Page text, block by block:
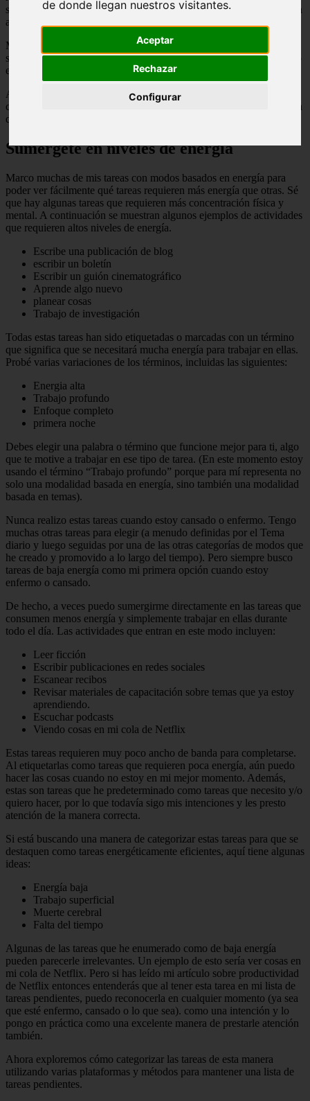
de donde llegan nuestros visitantes.
Aceptar
Rechazar
Configurar
sientas mejor, las tareas de esos días “menos que óptimos” se habrán
acumulado y te dejarán abrumado durante los próximos días.
Mi objetivo con este artículo es compartir con ustedes la estrategia
simple que usé (y sigo usando) para mantenerme productivo cuando
estoy cansado y enfermo.
Aquí está: Lo mejor que he hecho para seguir avanzando incluso
cuando no estoy en mi mejor momento es filtrar las tareas de mi lista
de tareas pendientes según el nivel de energía requerido.
Sumérgete en niveles de energía
Marco muchas de mis tareas con modos basados ​​en energía para
poder ver fácilmente qué tareas requieren más energía que otras. Sé
que hay algunas tareas que requieren más concentración física y
mental. A continuación se muestran algunos ejemplos de actividades
que requieren altos niveles de energía.
Escribe una publicación de blog
escribir un boletín
Escribir un guión cinematográfico
Aprende algo nuevo
planear cosas
Trabajo de investigación
Todas estas tareas han sido etiquetadas o marcadas con un término
que significa que se necesitará mucha energía para trabajar en ellas.
Probé varias variaciones de los términos, incluidas las siguientes:
Energia alta
Trabajo profundo
Enfoque completo
primera noche
Debes elegir una palabra o término que funcione mejor para ti, algo
que te motive a trabajar en ese tipo de tarea. (En este momento estoy
usando el término “Trabajo profundo” porque para mí representa no
solo una modalidad basada en energía, sino también una modalidad
basada en temas).
Nunca realizo estas tareas cuando estoy cansado o enfermo. Tengo
muchas otras tareas para elegir (a menudo definidas por el Tema
diario y luego seguidas por una de las otras categorías de modos que
he creado y promovido a lo largo del tiempo). Pero siempre busco
tareas de baja energía como mi primera opción cuando estoy
enfermo o cansado.
De hecho, a veces puedo sumergirme directamente en las tareas que
consumen menos energía y simplemente trabajar en ellas durante
todo el día. Las actividades que entran en este modo incluyen:
Leer ficción
Escribir publicaciones en redes sociales
Escanear recibos
Revisar materiales de capacitación sobre temas que ya estoy
aprendiendo.
Escuchar podcasts
Viendo cosas en mi cola de Netflix
Estas tareas requieren muy poco ancho de banda para completarse.
Al etiquetarlas como tareas que requieren poca energía, aún puedo
hacer las cosas cuando no estoy en mi mejor momento. Además,
estas son tareas que he predeterminado como tareas que necesito y/o
quiero hacer, por lo que todavía sigo mis intenciones y les presto
atención de la manera correcta.
Si está buscando una manera de categorizar estas tareas para que se
destaquen como tareas energéticamente eficientes, aquí tiene algunas
ideas:
Energía baja
Trabajo superficial
Muerte cerebral
Falta del tiempo
Algunas de las tareas que he enumerado como de baja energía
pueden parecerle irrelevantes. Un ejemplo de esto sería ver cosas en
mi cola de Netflix. Pero si has leído mi artículo sobre productividad
de Netflix entonces entenderás que al tener esta tarea en mi lista de
tareas pendientes, puedo reconocerla en cualquier momento (ya sea
que esté enfermo, cansado o lo que sea). como una intención y lo
pongo en práctica como una excelente manera de prestarle atención
también.
Ahora exploremos cómo categorizar las tareas de esta manera
utilizando varias plataformas y métodos para mantener una lista de
tareas pendientes.